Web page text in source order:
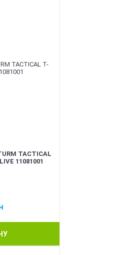
TACTICAL
11081001